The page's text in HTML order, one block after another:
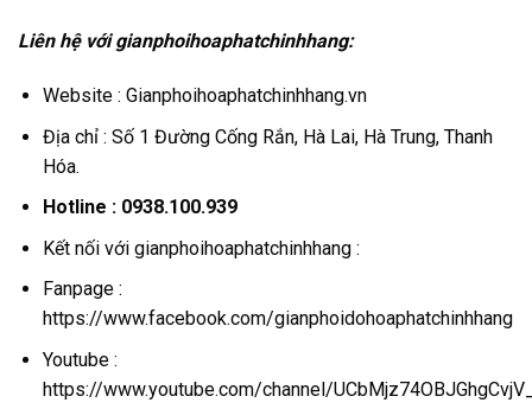
Liên hệ với gianphoihoaphatchinhhang:
Website : Gianphoihoaphatchinhhang.vn
Địa chỉ : Số 1 Đường Cống Rắn, Hà Lai, Hà Trung, Thanh
Hóa.
Hotline : 0938.100.939
Kết nối với gianphoihoaphatchinhhang :
Fanpage :
https://www.facebook.com/gianphoidohoaphatchinhhang
Youtube :
https://www.youtube.com/channel/